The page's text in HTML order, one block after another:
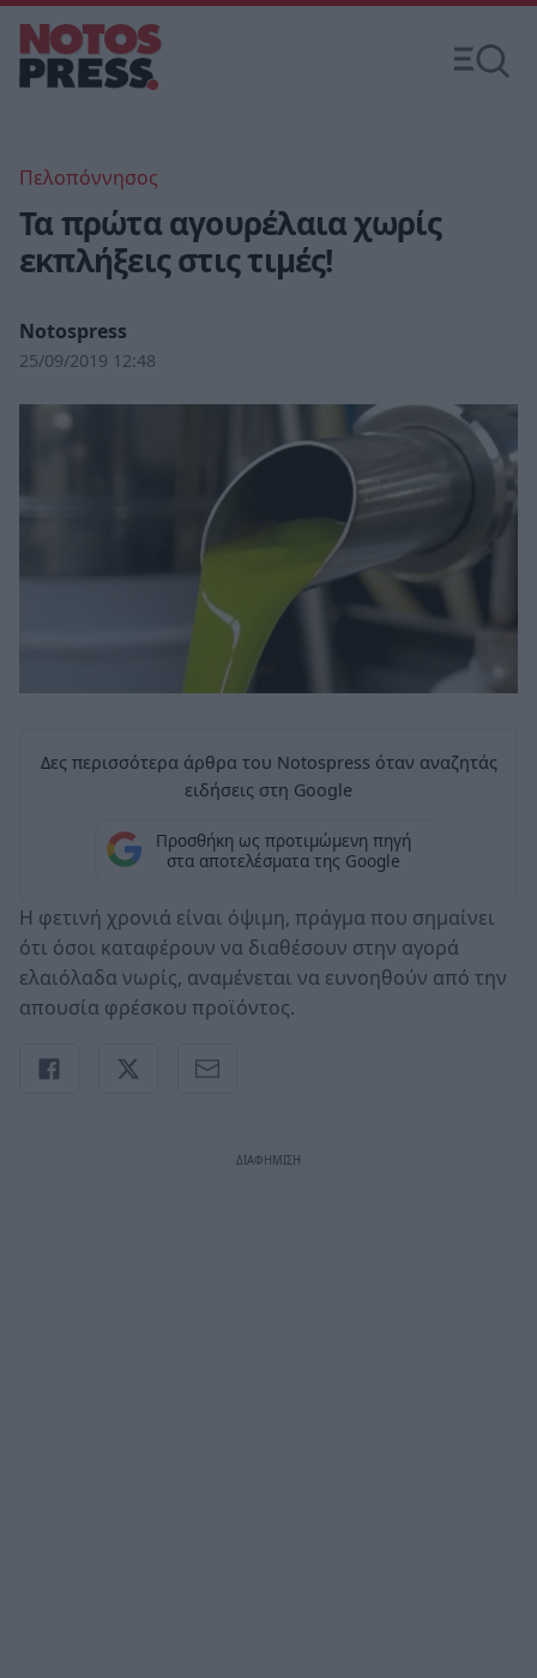
Πελοπόννησος
Τα πρώτα αγουρέλαια χωρίς
εκπλήξεις στις τιμές!
Notospress
25/09/2019 12:48
Δες περισσότερα άρθρα του Notospress όταν αναζητάς
ειδήσεις στη Google
Προσθήκη ως προτιμώμενη πηγή
στα αποτελέσματα της Google
Η φετινή χρονιά είναι όψιμη, πράγμα που σημαίνει
ότι όσοι καταφέρουν να διαθέσουν στην αγορά
ελαιόλαδα νωρίς, αναμένεται να ευνοηθούν από την
απουσία φρέσκου προϊόντος.